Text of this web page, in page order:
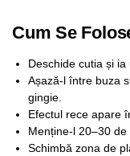
Cum Se
Deschide cutia și ia
Așază-l între buza
gingie.
Efectul rece apare
Menține-l 20–30 de
Schimbă zona de